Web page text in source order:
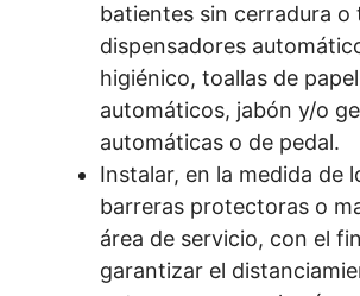
batientes sin cerradura o
dispensadores
higiénico, toallas de
automáticos, jabón y/o
automáticas o de pedal.
Instalar, en la medida de
barreras protectoras o
área de servicio, con el
garantizar el